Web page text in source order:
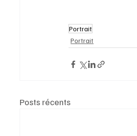
Portrait
Portrait
Posts récents